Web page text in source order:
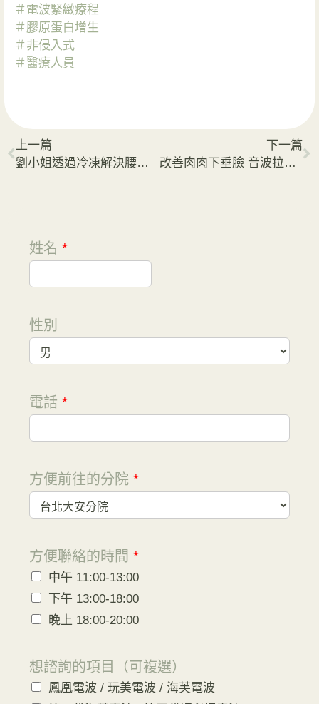
＃電波緊緻療程
＃膠原蛋白增生
＃非侵入式
＃醫療人員
上一篇
劉小姐透過冷凍解決腰線不明顯的問題
下一篇
改善肉肉下垂臉 音波拉提出完美輪廓線
姓名 *
性別
電話 *
方便前往的分院 *
方便聯絡的時間 *
中午 11:00-13:00
下午 13:00-18:00
晚上 18:00-20:00
想諮詢的項目（可複選）
鳳凰電波 / 玩美電波 / 海芙電波